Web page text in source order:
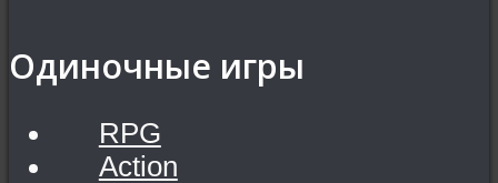
Одиночные игры
RPG
Action